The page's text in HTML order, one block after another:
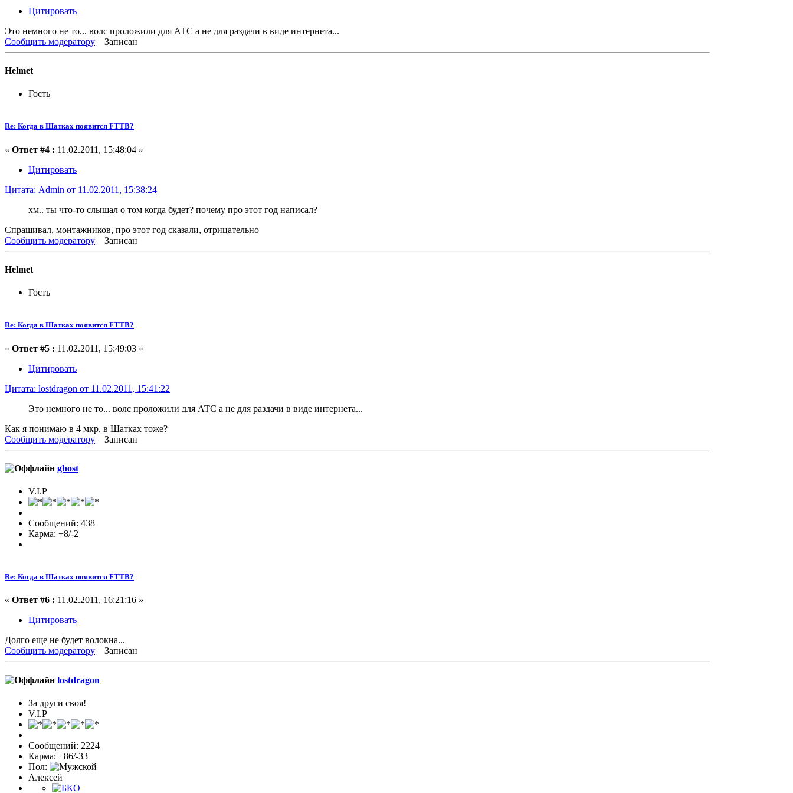
Цитировать
Это немного не то... волс проложили для АТС а не для раздачи в виде интернета...
Сообщить модератору
Записан
Helmet
Гость
Re: Когда в Шатках появится FTTB?
« Ответ #4 : 11.02.2011, 15:48:04 »
Цитировать
Цитата: Admin от 11.02.2011, 15:38:24
хм.. ты что-то слышал о том когда будет? почему про этот год написал?
Спрашивал, монтажников, про этот год сказали, отрицательно
Сообщить модератору
Записан
Helmet
Гость
Re: Когда в Шатках появится FTTB?
« Ответ #5 : 11.02.2011, 15:49:03 »
Цитировать
Цитата: lostdragon от 11.02.2011, 15:41:22
Это немного не то... волс проложили для АТС а не для раздачи в виде интернета...
Как я понимаю в 4 мкр. в Шатках тоже?
Сообщить модератору
Записан
ghost
V.I.P
Сообщений: 438
Карма: +8/-2
Re: Когда в Шатках появится FTTB?
« Ответ #6 : 11.02.2011, 16:21:16 »
Цитировать
Долго еще не будет волокна...
Сообщить модератору
Записан
lostdragon
За други своя!
V.I.P
Сообщений: 2224
Карма: +86/-33
Пол:
Алексей